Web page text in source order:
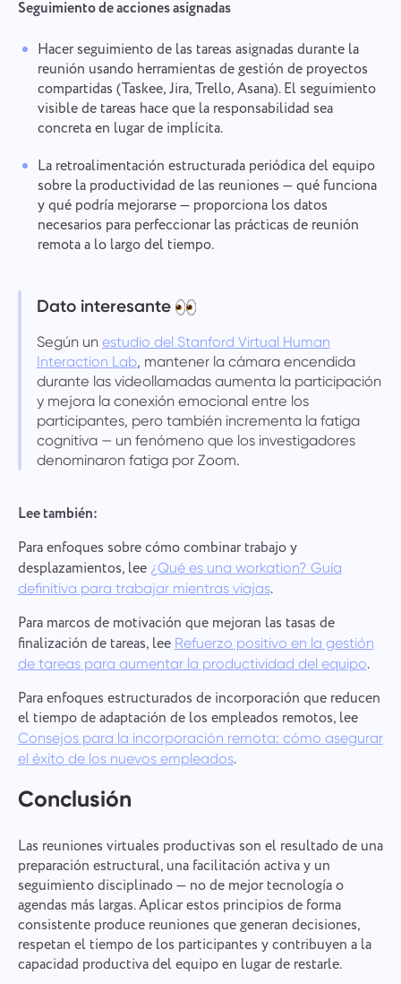
Seguimiento de acciones asignadas
Hacer seguimiento de las tareas asignadas durante la
reunión usando herramientas de gestión de proyectos
compartidas (Taskee, Jira, Trello, Asana). El seguimiento
visible de tareas hace que la responsabilidad sea
concreta en lugar de implícita.
La retroalimentación estructurada periódica del equipo
sobre la productividad de las reuniones — qué funciona
y qué podría mejorarse — proporciona los datos
necesarios para perfeccionar las prácticas de reunión
remota a lo largo del tiempo.
Dato interesante
Según un estudio del Stanford Virtual Human
Interaction Lab, mantener la cámara encendida
durante las videollamadas aumenta la participación
y mejora la conexión emocional entre los
participantes, pero también incrementa la fatiga
cognitiva — un fenómeno que los investigadores
denominaron fatiga por Zoom.
Lee también:
Para enfoques sobre cómo combinar trabajo y
desplazamientos, lee ¿Qué es una workation? Guía
definitiva para trabajar mientras viajas.
Para marcos de motivación que mejoran las tasas de
finalización de tareas, leeRefuerzo positivo en la gestión
de tareas para aumentar la productividad del equipo.
Para enfoques estructurados de incorporación que reducen
el tiempo de adaptación de los empleados remotos, lee
Consejos para la incorporación remota: cómo asegurar
el éxito de los nuevos empleados.
Conclusión
Las reuniones virtuales productivas son el resultado de una
preparación estructural, una facilitación activa y un
seguimiento disciplinado — no de mejor tecnología o
agendas más largas. Aplicar estos principios de forma
consistente produce reuniones que generan decisiones,
respetan el tiempo de los participantes y contribuyen a la
capacidad productiva del equipo en lugar de restarle.